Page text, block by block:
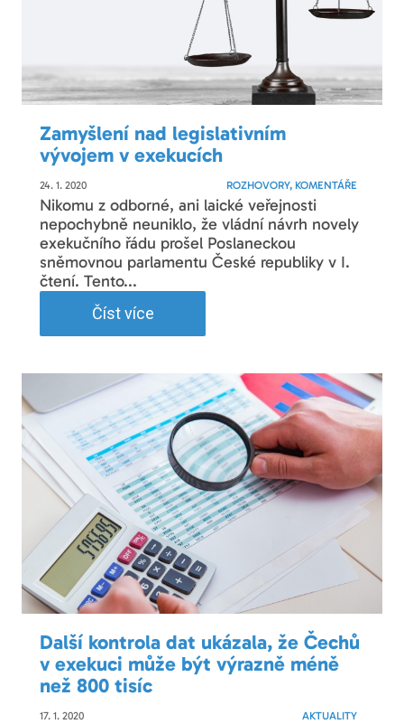
Zamyšlení nad legislativním
vývojem v exekucích
24. 1. 2020 ROZHOVORY, KOMENTÁŘE
Nikomu z odborné, ani laické veřejnosti
nepochybně neuniklo, že vládní návrh novely
exekučního řádu prošel Poslaneckou
sněmovnou parlamentu České republiky v I.
čtení. Tento...
Číst více
Další kontrola dat ukázala, že Čechů
v exekuci může být výrazně méně
než 800 tisíc
17. 1. 2020 AKTUALITY